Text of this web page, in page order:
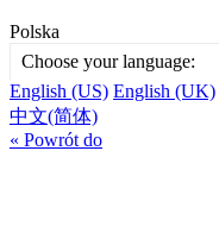
Polska
Choose your language:
English (US) English (UK)
中文(简体)
« Powrót do